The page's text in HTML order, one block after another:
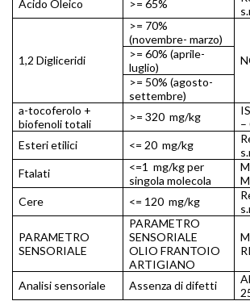
Acido Oleico >= 65%
1,2 Digliceridi
>= 70%
(novembre- marzo)
>= 60% (aprile-
luglio)
>= 50% (agosto-
settembre)
a-tocoferolo +
biofenoli totali
>= 320 mg/kg
–
Esteri etilici
<= 20 mg/kg
Ftalati
<=1 mg/kg per
singola molecola
Cere
<= 120 mg/kg
PARAMETRO
SENSORIALE
PARAMETRO
SENSORIALE
OLIO FRANTOIO
ARTIGIANO
Analisi sensoriale Assenza di difetti